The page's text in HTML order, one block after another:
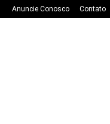
Anuncie Conosco Contato